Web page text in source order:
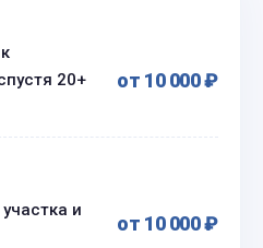
20+
от 10 000 ₽
и
от 10 000 ₽